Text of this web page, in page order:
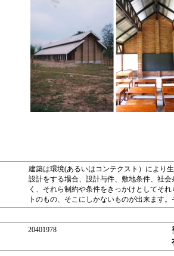
建築は環境(あるいはコンテクスト）により
設計をする場合、設計与件、敷地条件、社
く、それら制約や条件をきっかけとしてそ
トのもの、そこにしかないものが出来ます
20401978